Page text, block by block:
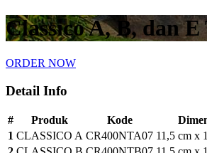
Classico A, B, dan E
ORDER NOW
Detail Info
# Produk Kode
1 CLASSICO A CR400NTA07 11,5 cm x